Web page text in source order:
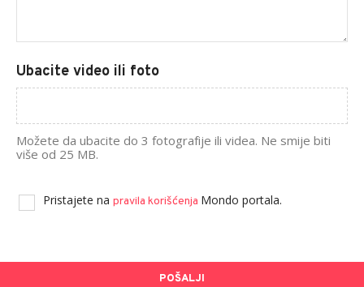
Ubacite video ili foto
Možete da ubacite do 3 fotografije ili videa. Ne smije biti
više od 25 MB.
Pristajete na pravila korišćenja Mondo portala.
POŠALJI